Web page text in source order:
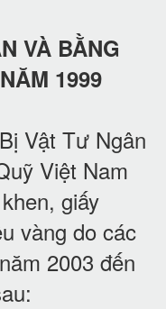
VÀ BẰNG
1999
Vật Tư Ngân
Việt Nam
giấy
vàng do các
2003 đến